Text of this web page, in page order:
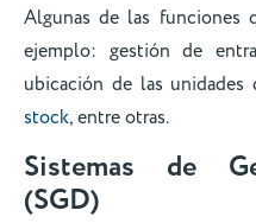
Algunas de las funciones
ejemplo: gestión de
ubicación de las
stock, entre otras.
Sistemas de
(SGD)